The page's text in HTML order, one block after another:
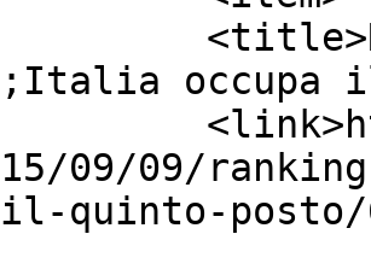
09/09/
il-quinto-posto/